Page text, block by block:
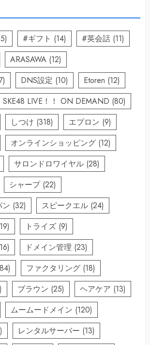
#ギフト (14) #英会話 (11)
ARASAWA (12)
DNS設定 (10) Etoren (12)
SKE48 LIVE！！ ON DEMAND (80)
しつけ (318) エプロン (9)
オンラインショッピング (12)
サロンドロワイヤル (28)
シャープ(22)
ン (32) スピークエル (24)
トライズ (9)
ドメイン管理 (23)
ファクタリング (18)
ブラウン (25) ヘアケア (13)
ムームードメイン (120)
レンタルサーバー (13)